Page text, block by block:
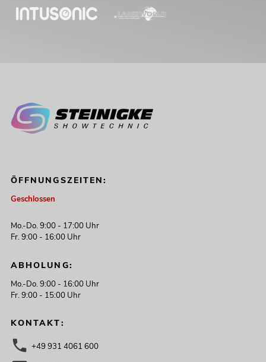
ÖFFNUNGSZEITEN:
Geschlossen
Mo.-Do. 9:00 - 17:00 Uhr
Fr. 9:00 - 16:00 Uhr
ABHOLUNG:
Mo.-Do. 9:00 - 16:00 Uhr
Fr. 9:00 - 15:00 Uhr
KONTAKT:
+49 931 4061 600